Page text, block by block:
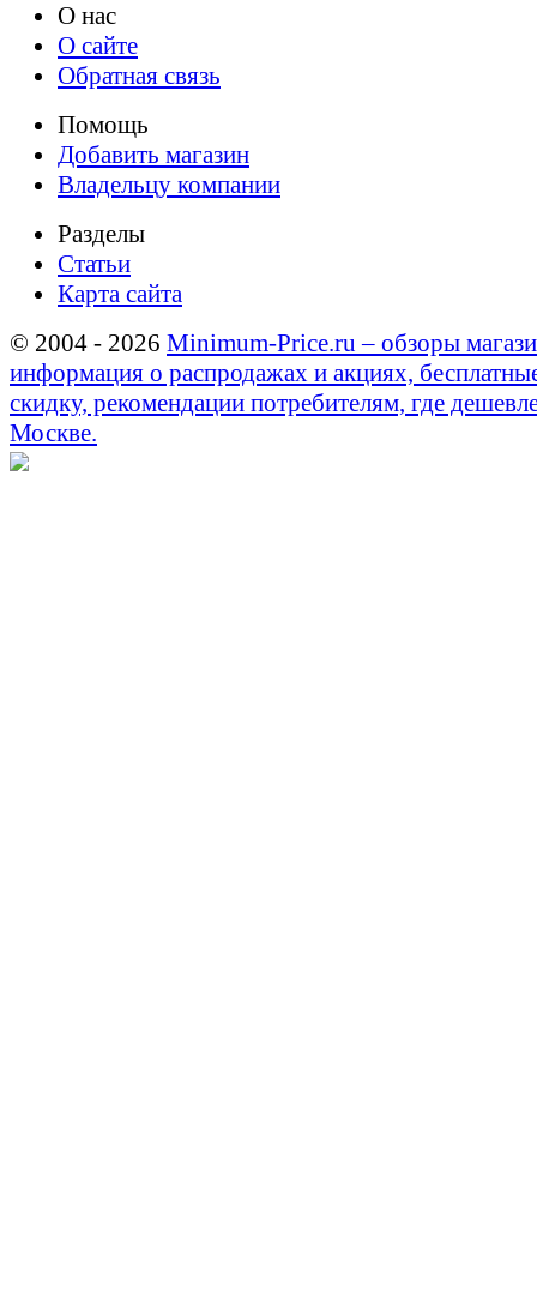
О нас
О сайте
Обратная связь
Помощь
Добавить магазин
Владельцу компании
Разделы
Статьи
Карта сайта
© 2004 - 2026 Minimum-Price.ru – обзоры
информация о распродажах и акциях,
скидку, рекомендации потребителям, где
Москве.